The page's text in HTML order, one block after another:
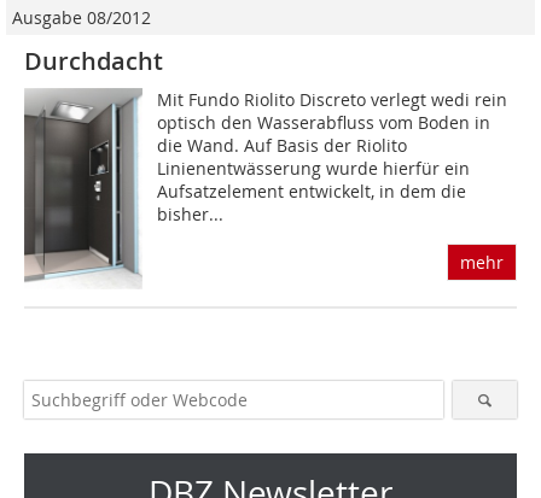
Ausgabe 08/2012
Durchdacht
Mit Fundo Riolito Discreto verlegt wedi rein
optisch den Wasserabfluss vom Boden in
die Wand. Auf Basis der Riolito
Linienentwässerung wurde hierfür ein
Aufsatzelement entwickelt, in dem die
bisher...
mehr